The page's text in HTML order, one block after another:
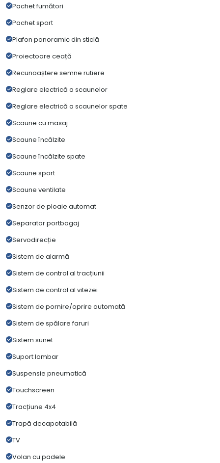
Pachet fumători
Pachet sport
Plafon panoramic din sticlă
Proiectoare ceață
Recunoaștere semne rutiere
Reglare electrică a scaunelor
Reglare electrică a scaunelor spate
Scaune cu masaj
Scaune încălzite
Scaune încălzite spate
Scaune sport
Scaune ventilate
Senzor de ploaie automat
Separator portbagaj
Servodirecție
Sistem de alarmă
Sistem de control al tracțiunii
Sistem de control al vitezei
Sistem de pornire/oprire automată
Sistem de spălare faruri
Sistem sunet
Suport lombar
Suspensie pneumatică
Touchscreen
Tracțiune 4x4
Trapă decapotabilă
TV
Volan cu padele